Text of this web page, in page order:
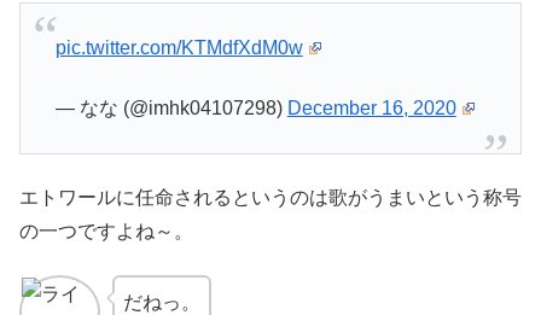
pic.twitter.com/KTMdfXdM0w
— なな (@imhk04107298) December 16, 2020
エトワールに任命されるというのは歌がうまいという称号
の一つですよね～。
だねっ。